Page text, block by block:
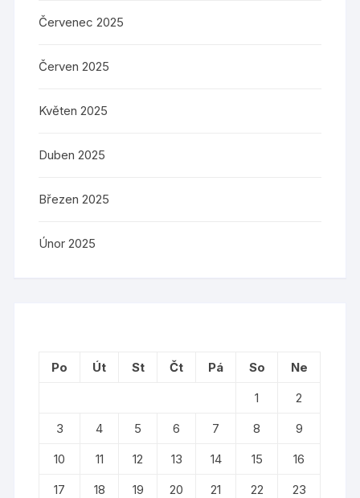
Červenec 2025
Červen 2025
Květen 2025
Duben 2025
Březen 2025
Únor 2025
Po Út St Čt Pá So
Ne
1
2
3
4 5 6 7 8
9
10
11 12 13 14 15
16
17
18 19 20 21 22
23